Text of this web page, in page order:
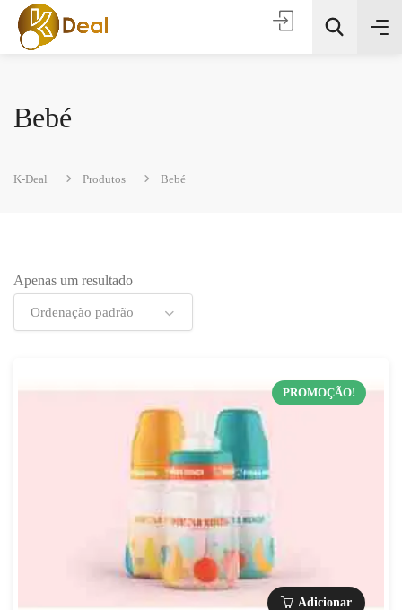
Bebé
K-Deal Produtos Bebé
Apenas um resultado
Ordenação padrão
PROMOÇÃO!
Adicionar